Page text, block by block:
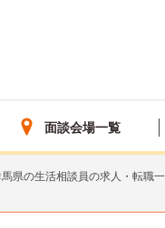
面談会場一覧
県の生活相談員の求人・転職